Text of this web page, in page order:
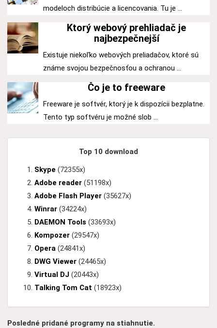
modeloch distribúcie a licencovania. Tu je ...
Ktorý webový prehliadač je
najbezpečnejší
Existuje niekoľko webových preliadačov, ktoré sú
známe svojou bezpečnosťou a ochranou ...
Čo je to freeware
Freeware je softvér, ktorý je k dispozícii bezplatne.
Tento typ softvéru je možné slob ...
Top 10 download
Skype (72355x)
Adobe reader (51198x)
Adobe Flash Player (35627x)
Winrar (34224x)
DAEMON Tools (33693x)
Kompozer (29547x)
Opera (24841x)
DWG Viewer (24465x)
Virtual DJ (20443x)
Talking Tom Cat (18923x)
Posledné pridané programy na stiahnutie.